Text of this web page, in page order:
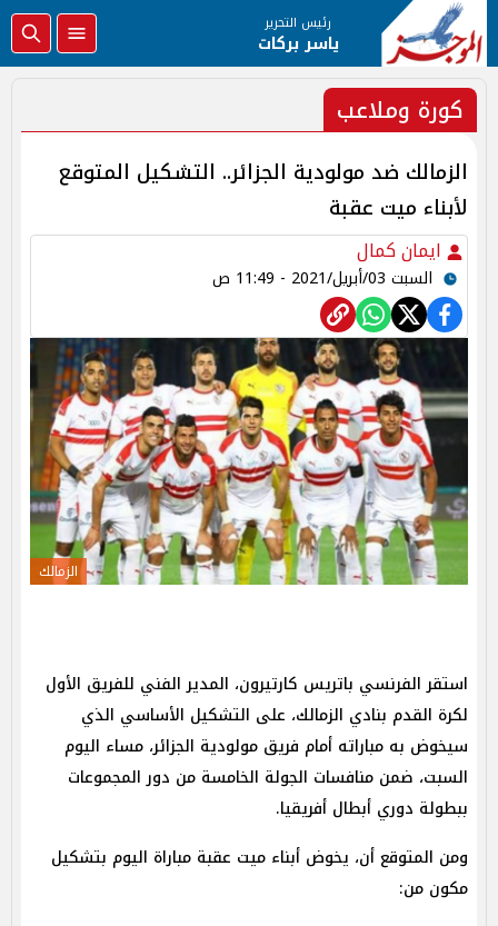
رئيس التحرير
ياسر بركات
كورة وملاعب
الزمالك ضد مولودية الجزائر.. التشكيل المتوقع
لأبناء ميت عقبة
ايمان كمال
السبت 03/أبريل/2021 - 11:49 ص
الزمالك
استقر الفرنسي باتريس كارتيرون، المدير الفني للفريق الأول
لكرة القدم بنادي الزمالك، على التشكيل الأساسي الذي
سيخوض به مباراته أمام فريق مولودية الجزائر، مساء اليوم
السبت، ضمن منافسات الجولة الخامسة من دور المجموعات
ببطولة دوري أبطال أفريقيا.
ومن المتوقع أن، يخوض أبناء ميت عقبة مباراة اليوم بتشكيل
مكون من: